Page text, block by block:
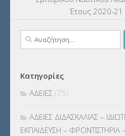
Έτους 2020-21
Αναζήτηση
για:
Κατηγορίες
ΑΔΕΙΕΣ (75)
ΑΔΕΙΕΣ ΔΙΔΑΣΚΑΛΙΑΣ –
ΕΚΠΑΙΔΕΥΣΗ – ΦΡΟΝΤΙΣΤΗΡΙΑ